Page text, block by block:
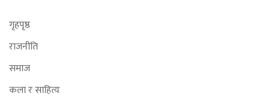
गृहपृष्ठ
राजनीति
समाज
कला र साहित्य